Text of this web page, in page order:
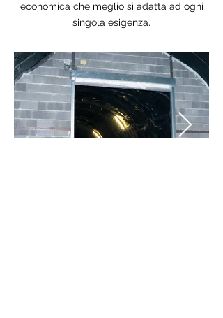
economica che meglio si adatta ad ogni
singola esigenza.